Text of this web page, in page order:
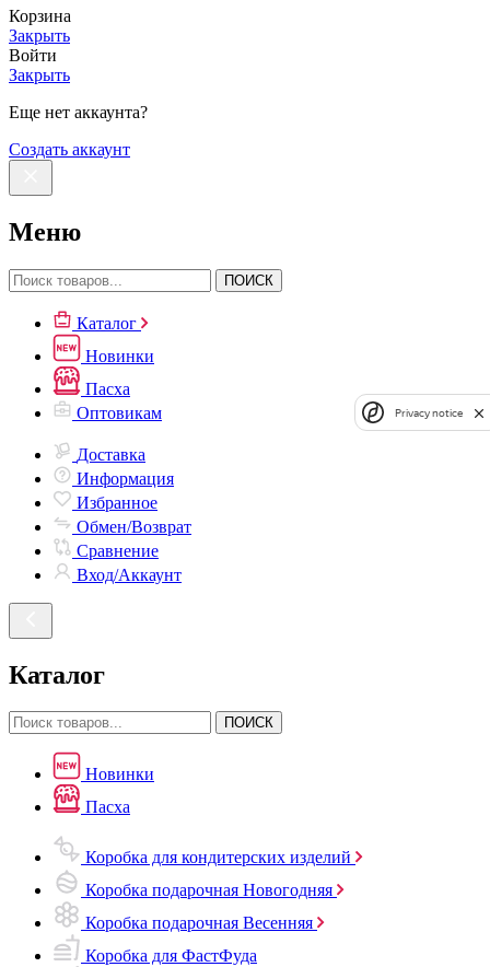
Корзина
Закрыть
Войти
Закрыть
Еще нет аккаунта?
Создать аккаунт
Меню
ПОИСК
Каталог
Новинки
Пасха
Оптовикам
Доставка
Информация
Избранное
Обмен/Возврат
Сравнение
Вход/Аккаунт
Каталог
ПОИСК
Новинки
Пасха
Коробка для кондитерских изделий
Коробка подарочная Новогодняя
Коробка подарочная Весенняя
Коробка для ФастФуда
Privacy notice